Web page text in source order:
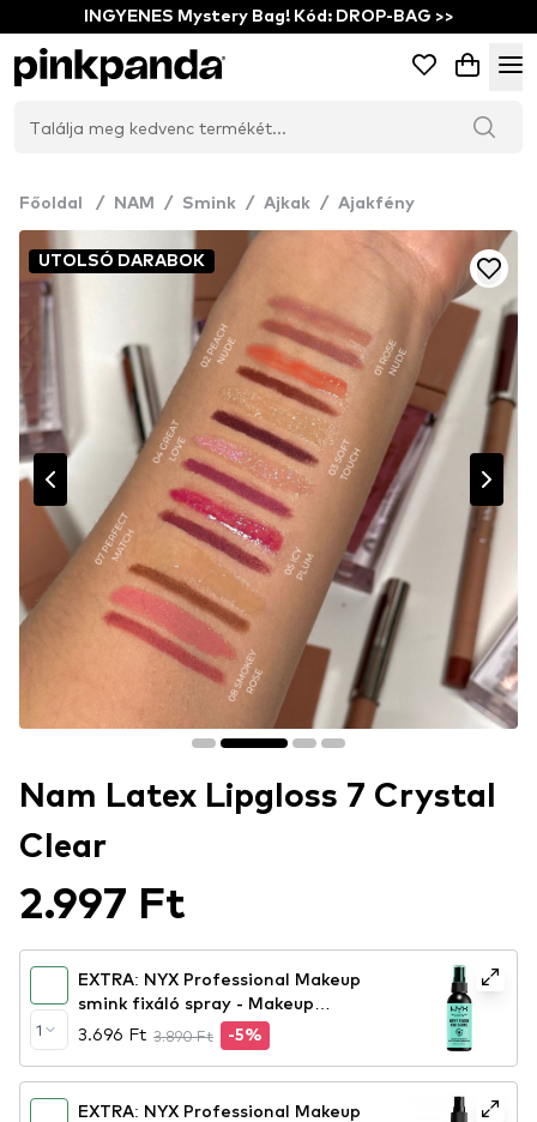
INGYENES Mystery Bag! Kód: DROP-BAG >>
Főoldal / NAM / Smink / Ajkak / Ajakfény
UTOLSÓ DARABOK
Nam Latex Lipgloss 7 Crystal
Clear
2.997 Ft
1
EXTRA: NYX Professional Makeup
smink fixáló spray - Makeup
Setting Spray – Dewy Finish
3.696 Ft 3.890 Ft -5%
EXTRA: NYX Professional Makeup